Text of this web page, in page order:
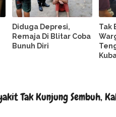
Diduga Depresi,
Remaja Di Blitar Coba
Bunuh Diri
Tak
Tak Kunjung Sembuh,